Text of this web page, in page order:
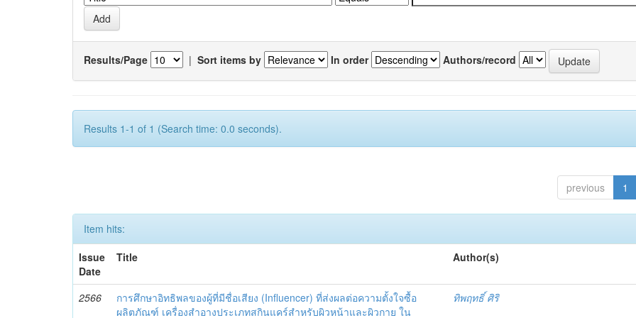
Results/Page | Sort items by In order Authors/record
Results 1-1 of 1 (Search time: 0.0 seconds).
previous 1
Item hits:
Issue
Date
Title Author(s)
2566
การศึกษาอิทธิพลของผู้ที่มีชื่อเสียง (Influencer) ที่ส่งผลต่อความตั้งใจซื้อ
ผลิตภัณฑ์ เครื่องสำอางประเภทสกินแคร์สำหรับผิวหน้าและผิวกาย ใน
ทิพฤทธิ์ ศิริ